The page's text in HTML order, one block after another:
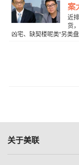
案
近
货
凶宅、缺契楼呢类“另类
关于美联